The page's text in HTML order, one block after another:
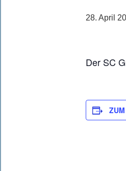
28. April
Der SC